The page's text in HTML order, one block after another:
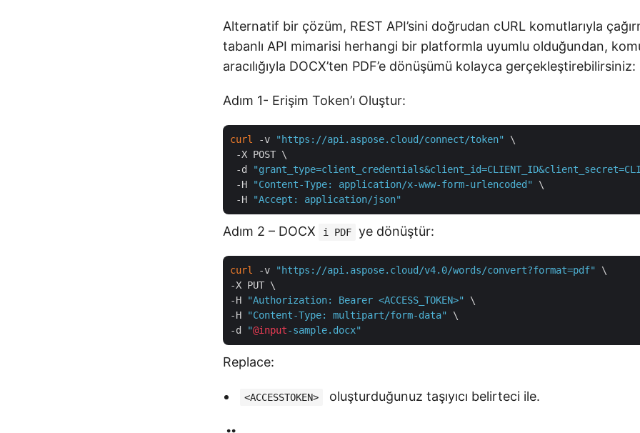
Alternatif bir çözüm, REST API’sini doğrudan cURL komutlarıyla
tabanlı API mimarisi herhangi bir platformla uyumlu olduğundan,
aracılığıyla DOCX’ten PDF’e dönüşümü kolayca gerçekleştirebilirsiniz:
Adım 1- Erişim Token’ı Oluştur:
curl -v "https://api.aspose.cloud/connect/token"
\
-X POST \
-d
-H
"Content-Type: application/x-www-form-urlencoded"
\
-H
"Accept: application/json"
Adım 2 – DOCX i PDF ye dönüştür:
curl -v "https://api.aspose.cloud/v4.0/words/convert?format=pdf"
\
-X PUT \
-H
"Authorization: Bearer <ACCESS_TOKEN>"
\
-H
"Content-Type: multipart/form-data"
\
-d
"@input-sample.docx"
Replace:
<ACCESSTOKEN> oluşturduğunuz taşıyıcı belirteci ile.